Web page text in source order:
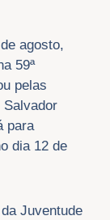
agosto,
59ª
pelas
para
dia 12 de
Juventude